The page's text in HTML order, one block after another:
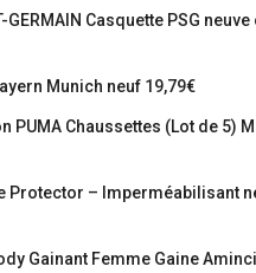
GERMAIN Casquette PSG
Munich neuf 19,79€
PUMA Chaussettes (Lot de 5)
Protector – Imperméabilisant
Gainant Femme Gaine